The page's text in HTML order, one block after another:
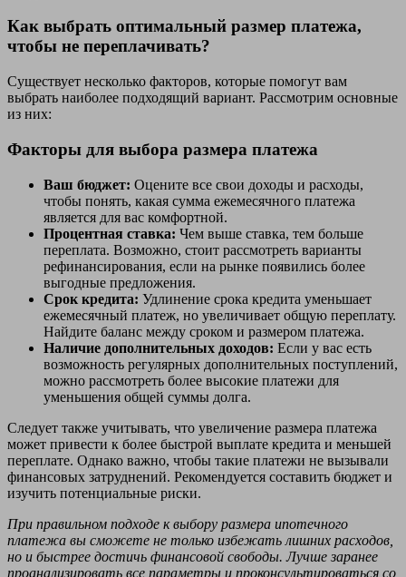
Как выбрать оптимальный размер платежа,
чтобы не переплачивать?
Существует несколько факторов, которые помогут вам
выбрать наиболее подходящий вариант. Рассмотрим основные
из них:
Факторы для выбора размера платежа
Ваш бюджет: Оцените все свои доходы и расходы,
чтобы понять, какая сумма ежемесячного платежа
является для вас комфортной.
Процентная ставка: Чем выше ставка, тем больше
переплата. Возможно, стоит рассмотреть варианты
рефинансирования, если на рынке появились более
выгодные предложения.
Срок кредита: Удлинение срока кредита уменьшает
ежемесячный платеж, но увеличивает общую переплату.
Найдите баланс между сроком и размером платежа.
Наличие дополнительных доходов: Если у вас есть
возможность регулярных дополнительных поступлений,
можно рассмотреть более высокие платежи для
уменьшения общей суммы долга.
Следует также учитывать, что увеличение размера платежа
может привести к более быстрой выплате кредита и меньшей
переплате. Однако важно, чтобы такие платежи не вызывали
финансовых затруднений. Рекомендуется составить бюджет и
изучить потенциальные риски.
При правильном подходе к выбору размера ипотечного
платежа вы сможете не только избежать лишних расходов,
но и быстрее достичь финансовой свободы. Лучше заранее
проанализировать все параметры и проконсультироваться со